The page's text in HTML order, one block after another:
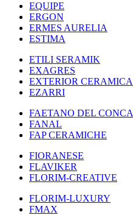
EQUIPE
ERGON
ERMES AURELIA
ESTIMA
ETILI SERAMIK
EXAGRES
EXTERIOR CERAMICA
EZARRI
FAETANO DEL CONCA
FANAL
FAP CERAMICHE
FIORANESE
FLAVIKER
FLORIM-CREATIVE
FLORIM-LUXURY
FMAX